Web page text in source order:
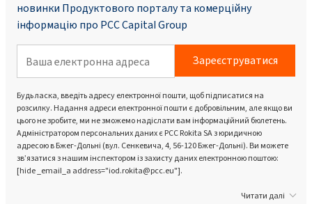
новинки Продуктового порталу та комерційну
інформацію про PCC Capital Group
Зареєструватися
Будь ласка, введіть адресу електронної пошти, щоб підписатися на
розсилку. Надання адреси електронної пошти є добровільним, але якщо ви
цього не зробите, ми не зможемо надіслати вам інформаційний бюлетень.
Адміністратором персональних даних є PCC Rokita SA з юридичною
адресою в Бжег-Дольні (вул. Сенкевича, 4, 56-120 Бжег-Дольні). Ви можете
зв’язатися з нашим інспектором із захисту даних електронною поштою:
[hide _email_a address="iod.rokita@pcc.eu"].
Читати далі